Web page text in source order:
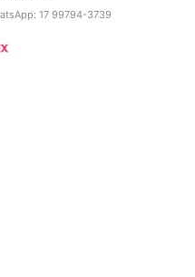
17 99794-3739